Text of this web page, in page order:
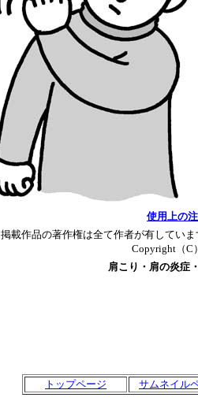
使用上の
掲載作品の著作権は全て作者が有してい
Copyright（C
肩こり・肩の炎症
トップページ サムネイル